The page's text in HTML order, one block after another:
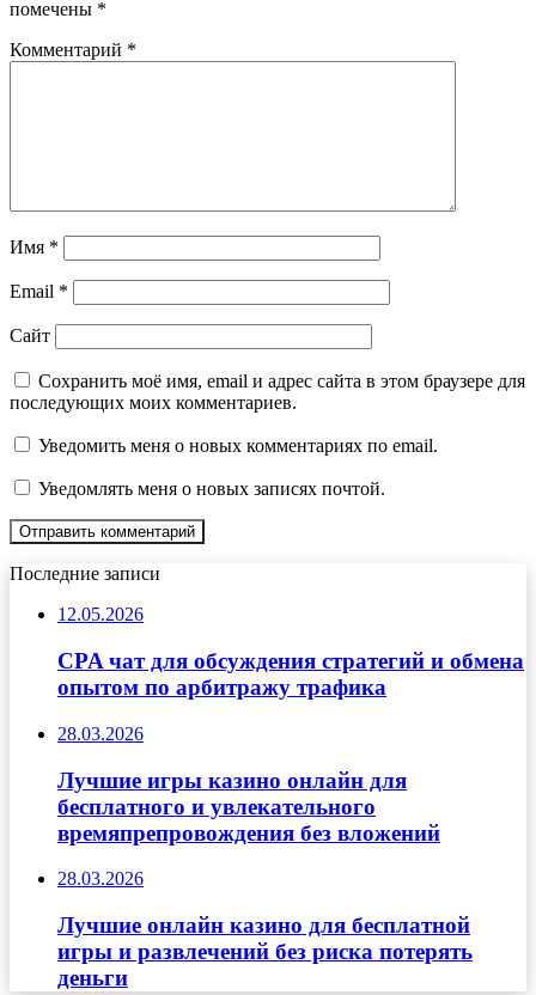
помечены *
Комментарий *
Имя *
Email *
Сайт
Сохранить моё имя, email и адрес сайта в этом браузере для
последующих моих комментариев.
Уведомить меня о новых комментариях по email.
Уведомлять меня о новых записях почтой.
Последние записи
12.05.2026
CPA чат для обсуждения стратегий и обмена
опытом по арбитражу трафика
28.03.2026
Лучшие игры казино онлайн для
бесплатного и увлекательного
времяпрепровождения без вложений
28.03.2026
Лучшие онлайн казино для бесплатной
игры и развлечений без риска потерять
деньги